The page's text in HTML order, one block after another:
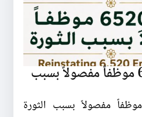
إعادة 6520 موظفاً مفصولاً بسبب
إعادة 6520 موظفاً مفصولاً بسبب الثورة